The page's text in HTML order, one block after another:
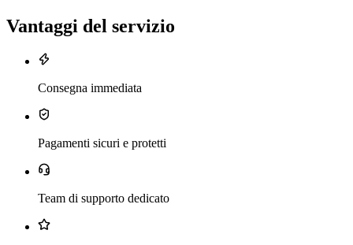
Vantaggi del servizio
Consegna immediata
Pagamenti sicuri e protetti
Team di supporto dedicato